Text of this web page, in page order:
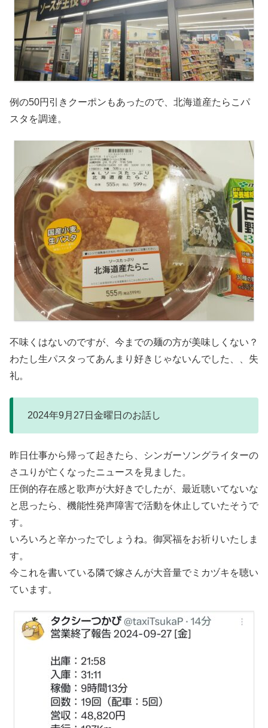
例の50円引きクーポンもあったので、北海道産たらこパ
スタを調達。
不味くはないのですが、今までの麺の方が美味しくない？
わたし生パスタってあんまり好きじゃないんでした、、失
礼。
2024年9月27日金曜日のお話し
昨日仕事から帰って起きたら、シンガーソングライターの
さユりが亡くなったニュースを見ました。
圧倒的存在感と歌声が大好きでしたが、最近聴いてないな
と思ったら、機能性発声障害で活動を休止していたそうで
す。
いろいろと辛かったでしょうね。御冥福をお祈りいたしま
す。
今これを書いている隣で嫁さんが大音量でミカヅキを聴い
ています。